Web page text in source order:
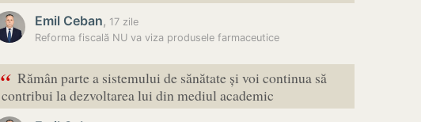
Emil Ceban, 17 zile
Reforma fiscală NU va viza produsele farmaceutice
“ Rămân parte a sistemului de sănătate și voi continua să
contribui la dezvoltarea lui din mediul academic